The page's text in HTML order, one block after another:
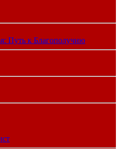
Путь к Благополучию